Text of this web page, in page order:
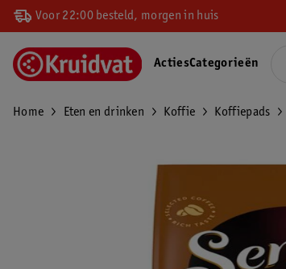
Voor 22:00 besteld, morgen in huis
ActiesCategorieën
Home Eten en drinken Koffie Koffiepads